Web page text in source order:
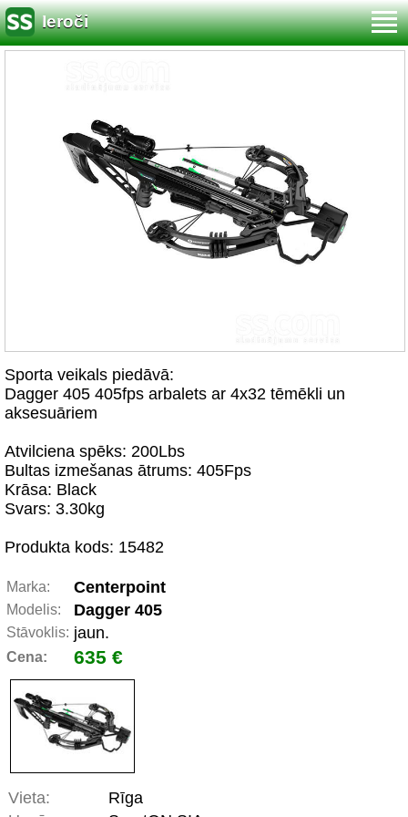
Ieroči
Sporta veikals piedāvā:
Dagger 405 405fps arbalets ar 4x32 tēmēkli un
aksesuāriem
Atvilciena spēks: 200Lbs
Bultas izmešanas ātrums: 405Fps
Krāsa: Black
Svars: 3.30kg
Produkta kods: 15482
Marka: Centerpoint
Modelis: Dagger 405
Stāvoklis: jaun.
Cena: 635 €
Vieta:
Rīga